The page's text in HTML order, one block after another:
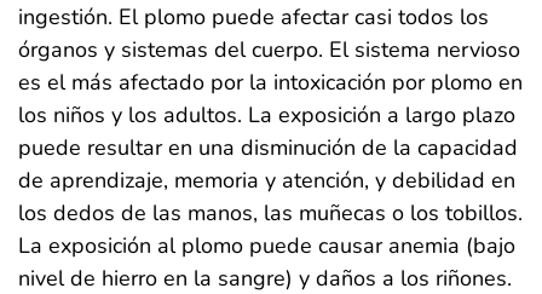
ingestión. El plomo puede afectar casi todos los
órganos y sistemas del cuerpo. El sistema nervioso
es el más afectado por la intoxicación por plomo en
los niños y los adultos. La exposición a largo plazo
puede resultar en una disminución de la capacidad
de aprendizaje, memoria y atención, y debilidad en
los dedos de las manos, las muñecas o los tobillos.
La exposición al plomo puede causar anemia (bajo
nivel de hierro en la sangre) y daños a los riñones.